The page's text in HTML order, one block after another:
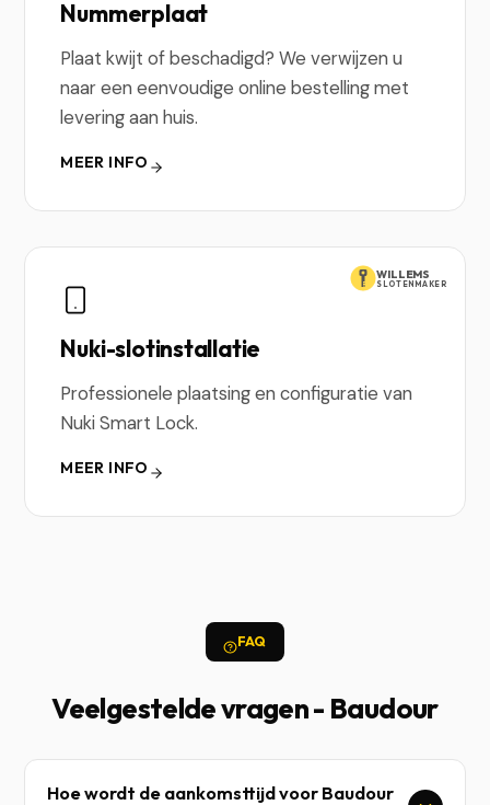
Nummerplaat
Plaat kwijt of beschadigd? We verwijzen u
naar een eenvoudige online bestelling met
levering aan huis.
MEER INFO
WILLEMS
SLOTENMAKER
Nuki-slotinstallatie
Professionele plaatsing en configuratie van
Nuki Smart Lock.
MEER INFO
FAQ
Veelgestelde vragen - Baudour
Hoe wordt de aankomsttijd voor Baudour